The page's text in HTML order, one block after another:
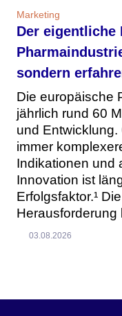
Marketing
Der eigentliche
sondern
Die europäische
jährlich rund 60
und
immer
Indikationen und
Innovation ist
Erfolgsfaktor.¹
Herausforderung
03.08.2026